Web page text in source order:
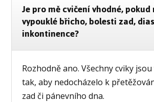
Je pro mě cvičení vhodné,
vypouklé břicho, bolesti zad,
inkontinence?
Rozhodně ano. Všechny cviky
tak, aby nedocházelo k
zad či pánevního dna.